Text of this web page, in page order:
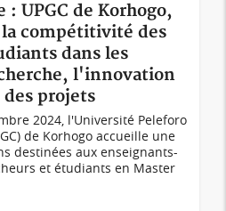
UPGC de Korhogo,
compétitivité des
dans les
l'innovation
projets
2024, l'Université Peleforo
de Korhogo accueille une
destinées aux enseignants-
et étudiants en Master